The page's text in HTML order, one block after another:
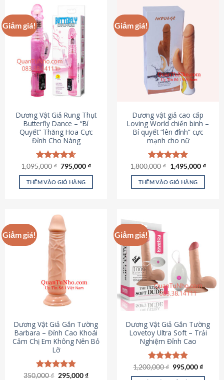
Giảm giá!
Dương Vật Giả Rung Thụt
Butterfly Dance – “Bí
Quyết” Thăng Hoa Cực
Đỉnh Cho Nàng
Được xếp
hạng4.65
5 sao
1,095,000₫ Giá
là:
1,095,000 ₫.
795,000₫Giá
tại
THÊM VÀO GIỎ HÀNG
Giảm giá!
Dương vật giả cao cấp
Loving World chiến binh –
Bí quyết “lên đỉnh” cực
mạnh cho nữ
Được xếp
hạng4.89
5 sao
1,800,000₫ Giá
gốc
là:
1,800,000 ₫.
1,495,000₫Giá
THÊM VÀO GIỎ HÀNG
Giảm giá!
Dương Vật Giả Gắn Tường
Barbara – Đỉnh Cao Khoái
Cảm Chị Em Không Nên Bỏ
Lỡ
Được xếp
350,000₫ Giá
295,000₫Giá
Giảm giá!
Dương Vật Giả Gắn Tường
Lovetoy Ultra Soft – Trải
Nghiệm Đỉnh Cao
Được xếp
hạng4.82
1,200,000₫ Giá
995,000₫Giá